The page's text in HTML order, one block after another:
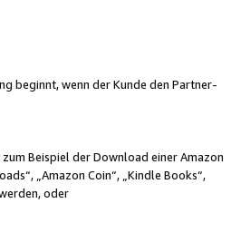
beginnt, wenn der Kunde den Partner-
Beispiel der Download einer Amazon
„Amazon Coin“, „Kindle Books“,
oder